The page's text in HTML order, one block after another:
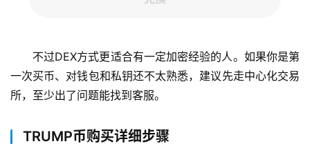
不过DEX方式更适合有一定加密经验的人。如果你是第
一次买币、对钱包和私钥还不太熟悉，建议先走中心化交易
所，至少出了问题能找到客服。
TRUMP币购买详细步骤